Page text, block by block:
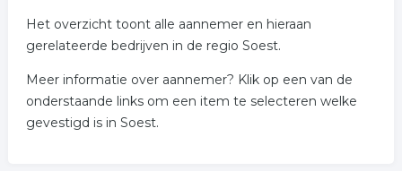
Het overzicht toont alle aannemer en hieraan
gerelateerde bedrijven in de regio Soest.
Meer informatie over aannemer? Klik op een van de
onderstaande links om een item te selecteren welke
gevestigd is in Soest.